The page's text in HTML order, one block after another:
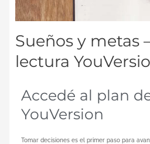
Sueños y metas
lectura
Accedé al plan
YouVersion
Tomar decisiones es el primer paso para